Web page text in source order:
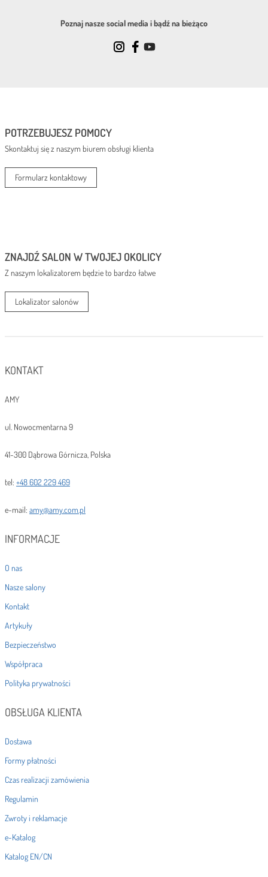
Poznaj nasze social media i bądź na bieżąco
POTRZEBUJESZ POMOCY
Skontaktuj się z naszym biurem obsługi klienta
Formularz kontaktowy
ZNAJDŹ SALON W TWOJEJ OKOLICY
Z naszym lokalizatorem będzie to bardzo łatwe
Lokalizator salonów
KONTAKT
AMY
ul. Nowocmentarna 9
41-300 Dąbrowa Górnicza, Polska
tel: +48 602 229 469
e-mail: amy@amy.com.pl
INFORMACJE
O nas
Nasze salony
Kontakt
Artykuły
Bezpieczeństwo
Współpraca
Polityka prywatności
OBSŁUGA KLIENTA
Dostawa
Formy płatności
Czas realizacji zamówienia
Regulamin
Zwroty i reklamacje
e-Katalog
Katalog EN/CN